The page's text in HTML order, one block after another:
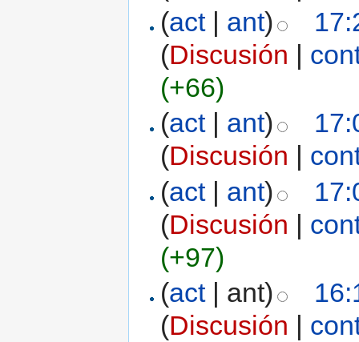
(act| ant)
(Discusión |
(+66)
(act| ant)
(Discusión
(act| ant)
(Discusión |
(+97)
(act| ant)
(Discusión |